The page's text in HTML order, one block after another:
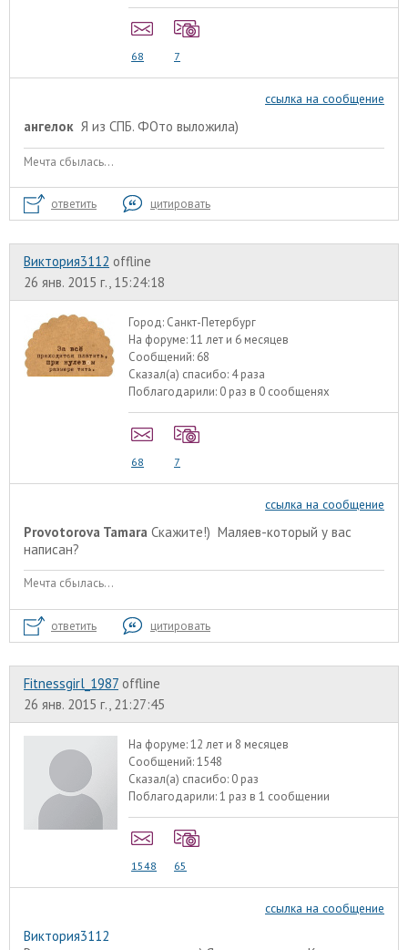
68 7
ссылка на сообщение
ангелок Я из СПБ. ФОто выложила)
Мечта сбылась...
ответить цитировать
Виктория3112 offline
26 янв. 2015 г., 15:24:18
Город: Санкт-Петербург
На форуме:11 лет и 6 месяцев
Сообщений: 68
Сказал(а) спасибо: 4 раза
Поблагодарили: 0 раз в 0 сообщенях
68 7
ссылка на сообщение
Provotorova Tamara Скажите!) Маляев-который у вас
написан?
Мечта сбылась...
ответить цитировать
Fitnessgirl_1987 offline
26 янв. 2015 г., 21:27:45
На форуме:12 лет и 8 месяцев
Сообщений:1548
Сказал(а) спасибо: 0 раз
Поблагодарили:1 раз в 1 сообщении
1548 65
ссылка на сообщение
Виктория3112